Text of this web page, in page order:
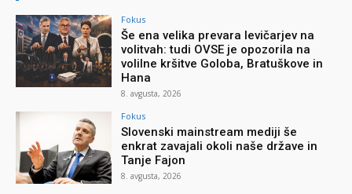
Fokus
Še ena velika prevara levičarjev na
volitvah: tudi OVSE je opozorila na
volilne kršitve Goloba, Bratuškove in
Hana
8. avgusta, 2026
Fokus
Slovenski mainstream mediji še
enkrat zavajali okoli naše države in
Tanje Fajon
8. avgusta, 2026